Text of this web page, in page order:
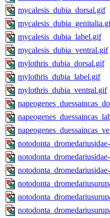
mycalesis_dubia_dorsal.gif
mycalesis_dubia_label.gif
mycalesis_dubia_ventral.gif
mylothris_dubia_dorsal.gif
mylothris_dubia_label.gif
mylothris_dubia_ventral.gif